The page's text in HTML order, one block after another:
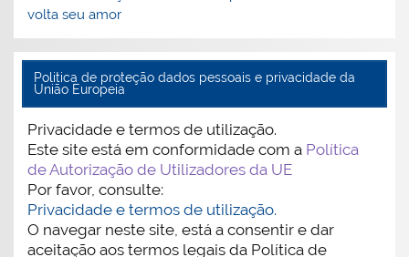
volta seu amor
Politica de proteção dados pessoais e privacidade da
União Europeia
Privacidade e termos de utilização.
Este site está em conformidade com a Política
de Autorização de Utilizadores da UE
Por favor, consulte:
Privacidade e termos de utilização.
O navegar neste site, está a consentir e dar
aceitação aos termos legais da Política de